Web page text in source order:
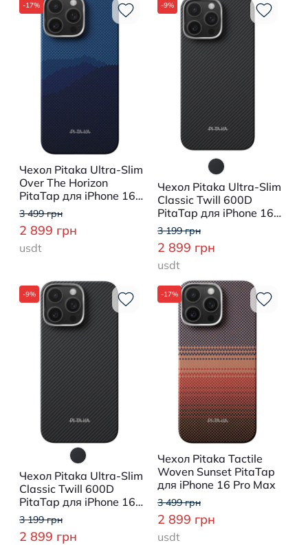
-17%
Чехол Pitaka Ultra-Slim
Over The Horizon
PitaTap для iPhone 16
Pro
3 499 грн
2 899 грн
usdt
-9%
Чехол Pitaka Ultra-Slim
Classic Twill 600D
PitaTap для iPhone 16
Pro Black/Grey
3 199 грн
2 899 грн
usdt
-9%
Чехол Pitaka Ultra-Slim
Classic Twill 600D
PitaTap для iPhone 16
Pro Max Black/Grey
3 199 грн
2 899 грн
-17%
Чехол Pitaka Tactile
Woven Sunset PitaTap
для iPhone 16 Pro Max
3 499 грн
2 899 грн
usdt